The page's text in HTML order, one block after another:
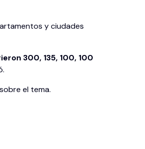
y ciudades
300, 135, 100, 100
el tema.